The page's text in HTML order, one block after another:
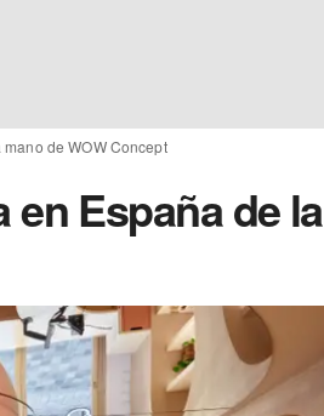
de WOW Concept
España de la